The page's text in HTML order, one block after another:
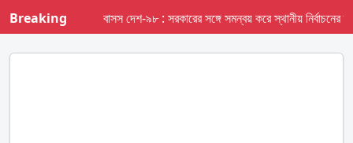
Breaking বাসস দেশ-৯৮ : সরকারের সঙ্গে সমন্বয় করে স্থানীয় নির্বাচনের